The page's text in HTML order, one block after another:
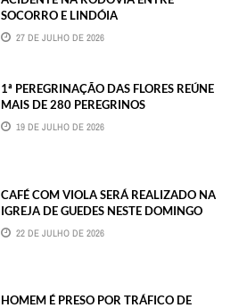
SOCORRO E LINDÓIA
27 DE JULHO DE 2026
1ª PEREGRINAÇÃO DAS FLORES REÚNE
MAIS DE 280 PEREGRINOS
19 DE JULHO DE 2026
CAFÉ COM VIOLA SERÁ REALIZADO NA
IGREJA DE GUEDES NESTE DOMINGO
22 DE JULHO DE 2026
HOMEM É PRESO POR TRÁFICO DE